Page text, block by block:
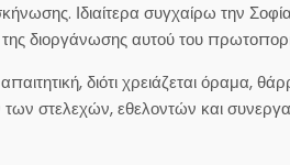
Ιδιαίτερα συγχαίρω την
διοργάνωσης αυτού του
διότι χρειάζεται όραμα,
στελεχών, εθελοντών και